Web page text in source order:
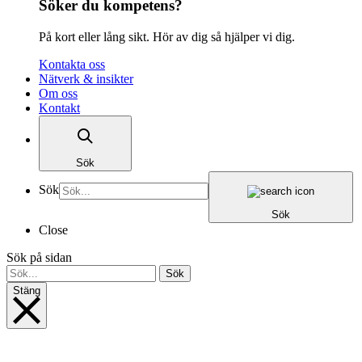
Söker du kompetens?
På kort eller lång sikt. Hör av dig så hjälper vi dig.
Kontakta oss
Nätverk & insikter
Om oss
Kontakt
Sök
Sök
Sök
Close
Sök på sidan
Sök
Stäng